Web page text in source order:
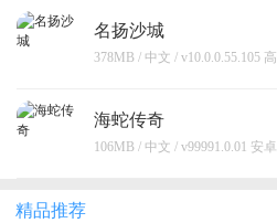
名扬沙城
378MB / 中文 / v10.0.0.55.105
海蛇传奇
106MB / 中文 / v99991.0.01 安
精品推荐